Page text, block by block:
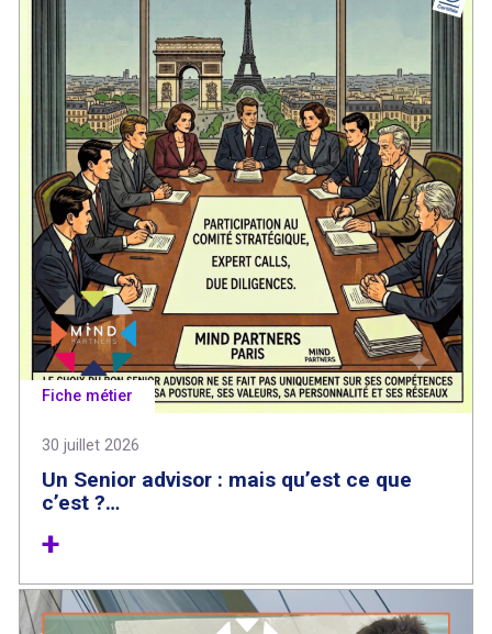
Fiche métier
30 juillet 2026
Un Senior advisor : mais qu’est ce que
c’est ?…